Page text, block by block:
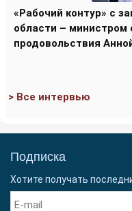
«Рабочий контур» с
области – министром
продовольствия
> Все интервью
Подписка
Хотите получать